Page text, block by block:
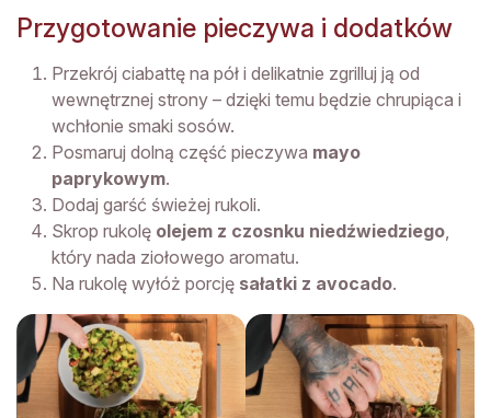
Przygotowanie pieczywa i dodatków
Przekrój ciabattę na pół i delikatnie zgrilluj ją od
wewnętrznej strony – dzięki temu będzie chrupiąca i
wchłonie smaki sosów.
Posmaruj dolną część pieczywa mayo
paprykowym.
Dodaj garść świeżej rukoli.
Skrop rukolę olejem z czosnku niedźwiedziego,
który nada ziołowego aromatu.
Na rukolę wyłóż porcję sałatki z avocado.